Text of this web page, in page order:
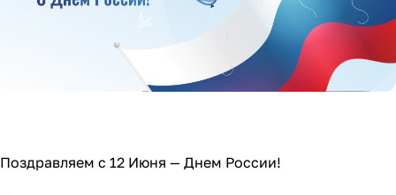
Поздравляем с 12 Июня — Днем России!